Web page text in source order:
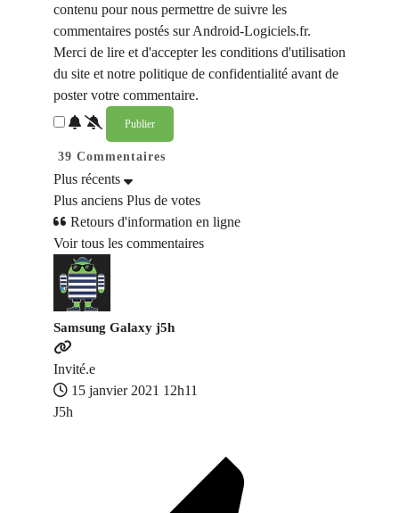
contenu pour nous permettre de suivre les
commentaires postés sur Android-Logiciels.fr.
Merci de lire et d'accepter les conditions d'utilisation
du site et notre politique de confidentialité avant de
poster votre commentaire.
39 Commentaires
Plus récents
Plus anciens Plus de votes
Retours d'information en ligne
Voir tous les commentaires
Samsung Galaxy j5h
Invité.e
15 janvier 2021 12h11
J5h